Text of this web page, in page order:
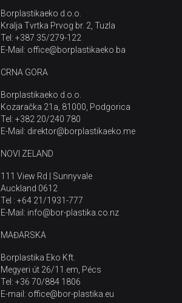
Borplastikaeko d.o.o.
Kralja Tvrtka Prvog br. 2, Tuzla
Tel: +387 35/279-122
E-Mail: office@borplastikaeko.ba
CRNA GORA
Borplastikaeko d.o.o.
Kozaračka 21a, 81000, Podgorica
Tel: +382 20/240 780
E-Mail: direktor@borplastikaeko.me
NOVI ZELAND
111 View Rd | Sunnyvale
Auckland 0612
Tel : +64 21/1931-777
E-Mail: info@bor-plastika.co.nz
MAĐARSKA
Borplastika Eko Kft.
Megyeri út 26/11.em, Pécs
Tel: +36 70/884 1806
E-mail: office@bor-plastika.eu